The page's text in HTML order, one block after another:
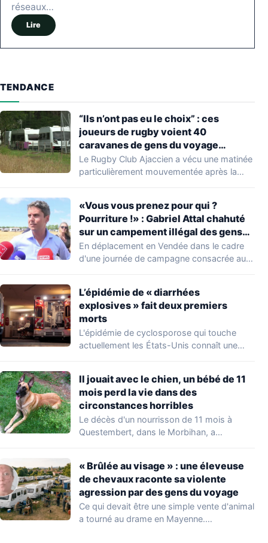
réseaux…
Lire
TENDANCE
“Ils n’ont pas eu le choix” : ces
joueurs de rugby voient 40
caravanes de gens du voyage
s’installer dans leur stade, ils les
délogent en moins d’1 heure
Le Rugby Club Ajaccien a vécu une matinée
particulièrement mouvementée après la
«Vous vous prenez pour qui ?
Pourriture !» : Gabriel Attal chahuté
sur un campement illégal des gens
du voyage
En déplacement en Vendée dans le cadre
d'une journée de campagne consacrée aux
L’épidémie de « diarrhées
explosives » fait deux premiers
morts
L'épidémie de cyclosporose qui touche
actuellement les États-Unis connaît une
Il jouait avec le chien, un bébé de 11
mois perd la vie dans des
circonstances horribles
Le décès d'un nourrisson de 11 mois à
Questembert, dans le Morbihan, a
« Brûlée au visage » : une éleveuse
de chevaux raconte sa violente
agression par des gens du voyage
Ce qui devait être une simple vente d'animal
a tourné au drame en Mayenne.…